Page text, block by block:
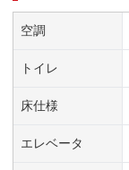
空調
トイレ
床仕様
エレベータ